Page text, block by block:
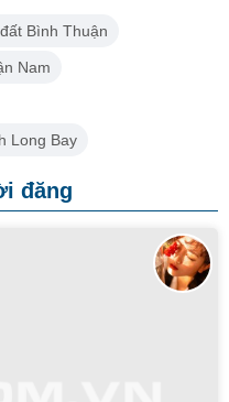
Bình Thuận
Nam
Long Bay
đăng